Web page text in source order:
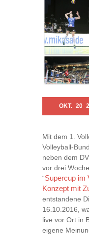
OKT. 20
Mit dem 1.
Volleyball-
neben dem
vor drei
“Supercup im
Konzept mit
entstandene
16.10.2016,
live vor Ort in
eigene